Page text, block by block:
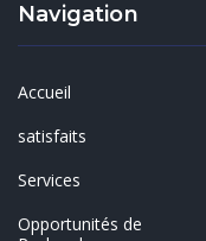
Navigation
Accueil
satisfaits
Services
Opportunités de